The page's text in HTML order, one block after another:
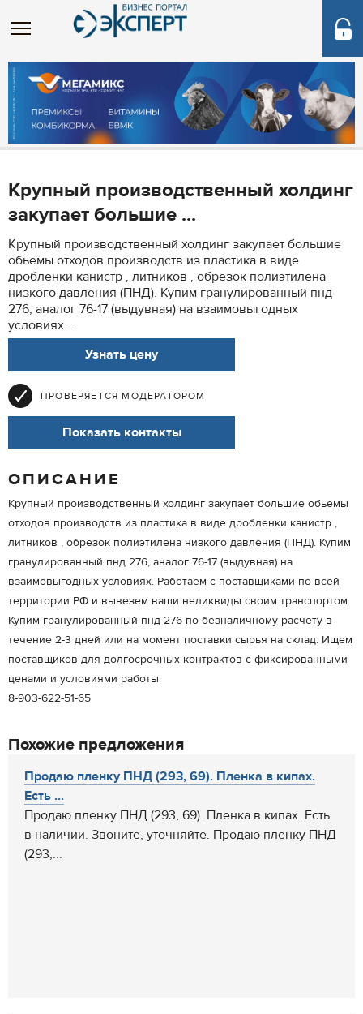
Крупный производственный холдинг
закупает большие ...
Крупный производственный холдинг закупает большие
обьемы отходов производств из пластика в виде
дробленки канистр , литников , обрезок полиэтилена
низкого давления (ПНД). Купим гранулированный пнд
276, аналог 76-17 (выдувная) на взаимовыгодных
условиях....
Узнать цену
ПРОВЕРЯЕТСЯ МОДЕРАТОРОМ
Показать контакты
ОПИСАНИЕ
Крупный производственный холдинг закупает большие обьемы
отходов производств из пластика в виде дробленки канистр ,
литников , обрезок полиэтилена низкого давления (ПНД). Купим
гранулированный пнд 276, аналог 76-17 (выдувная) на
взаимовыгодных условиях. Работаем с поставщиками по всей
территории РФ и вывезем ваши неликвиды своим транспортом.
Купим гранулированный пнд 276 по безналичному расчету в
течение 2-3 дней или на момент поставки сырья на склад. Ищем
поставщиков для долгосрочных контрактов с фиксированными
ценами и условиями работы.
8-903-622-51-65
Похожие предложения
Продаю пленку ПНД (293, 69). Пленка в кипах.
Есть ...
Продаю пленку ПНД (293, 69). Пленка в кипах. Есть
в наличии. Звоните, уточняйте. Продаю пленку ПНД
(293,...